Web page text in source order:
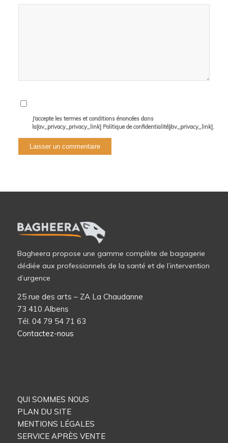
J'accepte les termes et conditions énoncées dans
la[av_privacy_privacy_link] Politique de confidentialité[/av_privacy_link].
Bagheera propose une gamme complète de bagagerie
dédiée aux professionnels de la santé et de l’intervention
d’urgence
25 rue des arts – ZA La Chaudanne
73 410 Albens
Tél. 04 79 54 71 63
Contactez-nous
QUI SOMMES NOUS
PLAN DU SITE
MENTIONS LÉGALES
SERVICE APRÈS VENTE